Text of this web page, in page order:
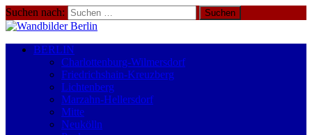
Suchen nach:
BERLIN
Charlottenburg-Wilmersdorf
Friedrichshain-Kreuzberg
Lichtenberg
Marzahn-Hellersdorf
Mitte
Neukölln